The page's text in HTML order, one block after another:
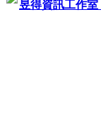
昱得資訊工作室